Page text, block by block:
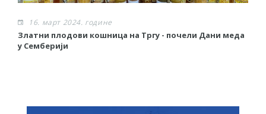
16. март 2024. године
Златни плодови кошница на Тргу - почели Дани меда
у Семберији